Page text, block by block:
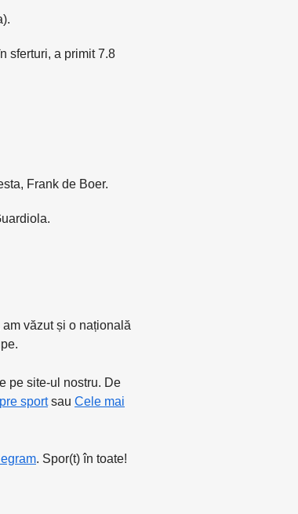
sferturi, a primit 7.8
Frank de Boer.
văzut și o națională
pe site-ul nostru. De
sportsau Cele mai
. Spor(t) în toate!